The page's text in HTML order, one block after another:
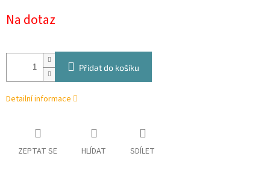
cena:
Na dotaz
Přidat do košíku
Detailní informace
ZEPTAT SE HLÍDAT SDÍLET